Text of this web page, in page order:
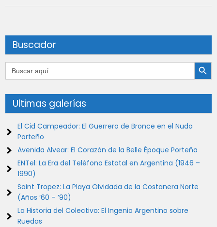
Buscador
Buscar: Botón de
Ultimas galerías
El Cid Campeador: El Guerrero de Bronce en el Nudo
Porteño
Avenida Alvear: El Corazón de la Belle Époque Porteña
ENTel: La Era del Teléfono Estatal en Argentina (1946 –
1990)
Saint Tropez: La Playa Olvidada de la Costanera Norte
(Años ’60 – ’90)
La Historia del Colectivo: El Ingenio Argentino sobre
Ruedas